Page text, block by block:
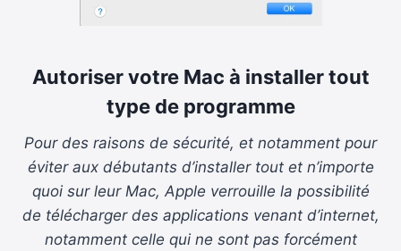
Autoriser votre Mac à installer tout
type de programme
Pour des raisons de sécurité, et notamment pour
éviter aux débutants d’installer tout et n’importe
quoi sur leur Mac, Apple verrouille la possibilité
de télécharger des applications venant d’internet,
notamment celle qui ne sont pas forcément